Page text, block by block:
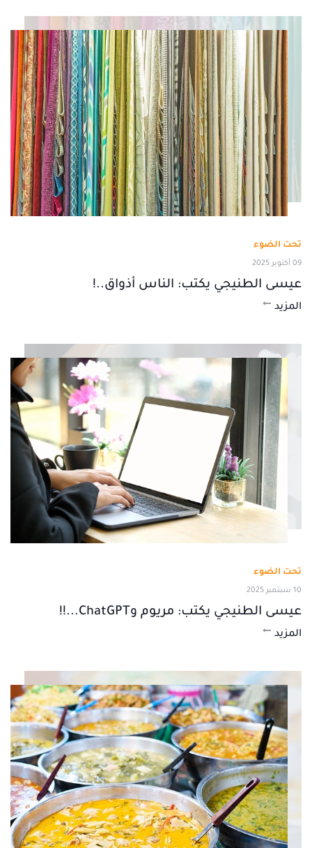
تحت الضوء
09 أكتوبر 2025
عيسى الطنيجي يكتب: الناس أذواق..!
المزيد
تحت الضوء
10 سبتمبر 2025
عيسى الطنيجي يكتب: مريوم وChatGPT...!!
المزيد